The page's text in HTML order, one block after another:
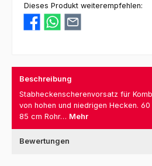
Dieses Produkt weiterempfehlen:
Beschreibung
Stabheckenscherenvorsatz für
von hohen und niedrigen Hecken.
85 cm Rohr… Mehr
Bewertungen